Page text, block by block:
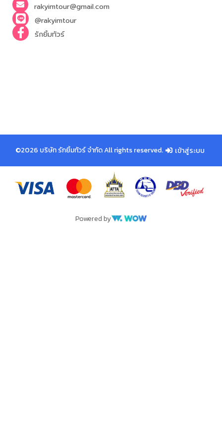
rakyimtour@gmail.com
@rakyimtour
รักยิ้มทัวร์
©2026 บริษัท รักยิ้มทัวร์ จำกัด All rights reserved. เข้าสู่ระบบ
Powered by